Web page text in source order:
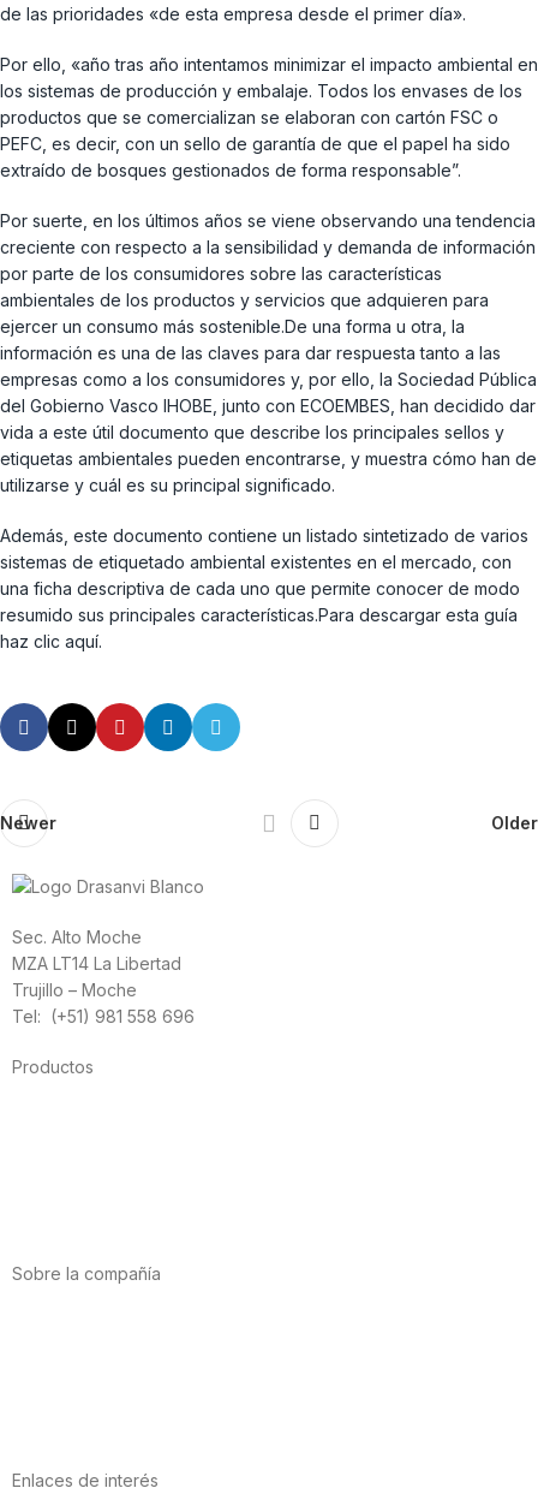
de las prioridades «de esta empresa desde el primer día».
Por ello, «año tras año intentamos minimizar el impacto ambiental en
los sistemas de producción y embalaje. Todos los envases de los
productos que se comercializan se elaboran con cartón FSC o
PEFC, es decir, con un sello de garantía de que el papel ha sido
extraído de bosques gestionados de forma responsable”.
Por suerte, en los últimos años se viene observando una tendencia
creciente con respecto a la sensibilidad y demanda de información
por parte de los consumidores sobre las características
ambientales de los productos y servicios que adquieren para
ejercer un consumo más sostenible.De una forma u otra, la
información es una de las claves para dar respuesta tanto a las
empresas como a los consumidores y, por ello, la Sociedad Pública
del Gobierno Vasco IHOBE, junto con ECOEMBES, han decidido dar
vida a este útil documento que describe los principales sellos y
etiquetas ambientales pueden encontrarse, y muestra cómo han de
utilizarse y cuál es su principal significado.
Además, este documento contiene un listado sintetizado de varios
sistemas de etiquetado ambiental existentes en el mercado, con
una ficha descriptiva de cada uno que permite conocer de modo
resumido sus principales características.Para descargar esta guía
haz clic aquí.
Newer Older
Sec. Alto Moche
MZA LT14 La Libertad
Trujillo – Moche
Tel: (+51) 981 558 696
Productos
Sobre la compañía
Enlaces de interés